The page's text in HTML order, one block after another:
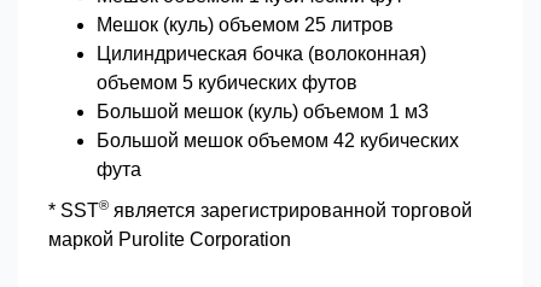
Мешок (куль) объемом 25 литров
Цилиндрическая бочка (волоконная)
объемом 5 кубических футов
Большой мешок (куль) объемом 1 м3
Большой мешок объемом 42 кубических
фута
* SST® является зарегистрированной торговой
маркой Purolite Corporation